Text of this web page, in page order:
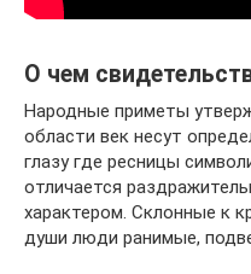
О чем
Народные приметы
области век несут
глазу где ресницы
отличается
характером. Склонные к
души люди ранимые,